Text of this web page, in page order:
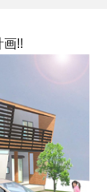
画!!